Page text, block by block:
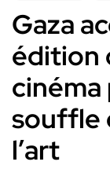
Gaza
édition
cinéma
souffle
l’art